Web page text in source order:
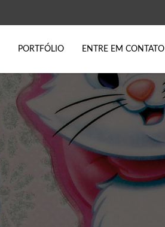
PORTFÓLIO ENTRE EM CONTATO